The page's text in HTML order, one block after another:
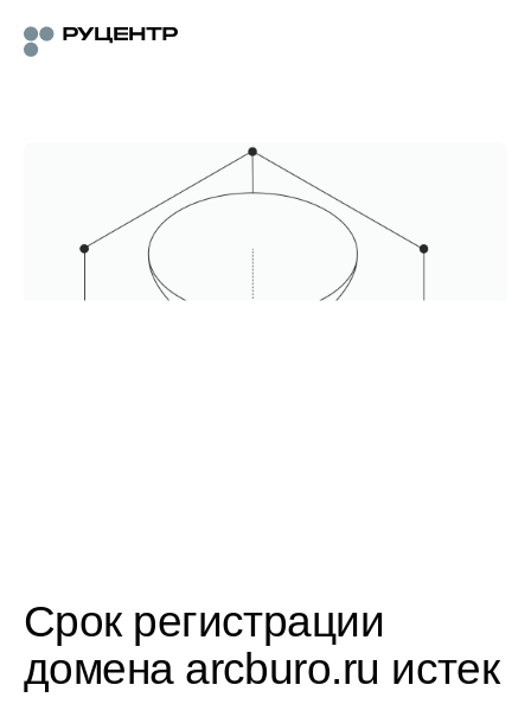
Срок регистрации
домена arcburo.ru истек